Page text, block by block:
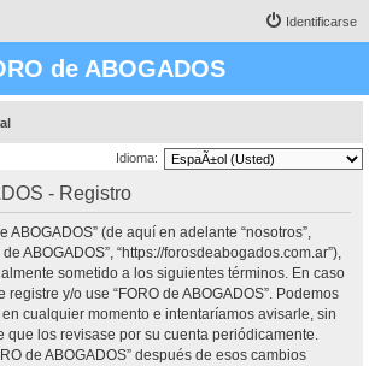
Identificarse
de ABOGADOS
Idioma:
- Registro
ABOGADOS” (de aquí en adelante “nosotros”,
de ABOGADOS”, “https://forosdeabogados.com.ar”),
sometido a los siguientes términos. En caso
y/o use “FORO de ABOGADOS”. Podemos
cualquier momento e intentaríamos avisarle, sin
que los revisase por su cuenta periódicamente.
de ABOGADOS” después de esos cambios